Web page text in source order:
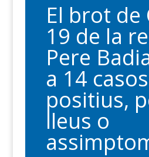
El brot de
19 de la
Pere
a 14 casos
positius,
lleus o